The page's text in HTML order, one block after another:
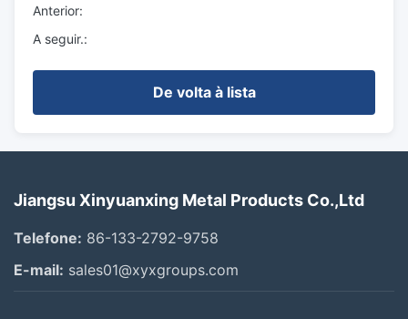
Anterior:
A seguir.:
De volta à lista
Jiangsu Xinyuanxing Metal Products Co.,Ltd
Telefone: 86-133-2792-9758
E-mail: sales01@xyxgroups.com